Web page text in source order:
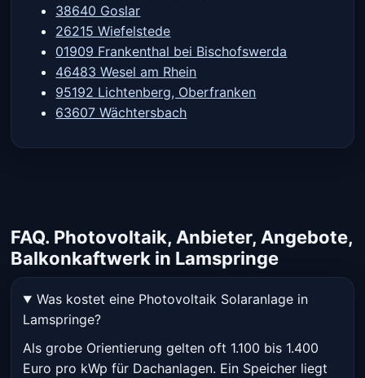
38640 Goslar
26215 Wiefelstede
01909 Frankenthal bei Bischofswerda
46483 Wesel am Rhein
95192 Lichtenberg, Oberfranken
63607 Wächtersbach
FAQ. Photovoltaik, Anbieter, Angebote,
Balkonkaftwerk in Lamspringe
Was kostet eine Photovoltaik Solaranlage in
Lamspringe?
Als grobe Orientierung gelten oft 1.100 bis 1.400
Euro pro kWp für Dachanlagen. Ein Speicher liegt